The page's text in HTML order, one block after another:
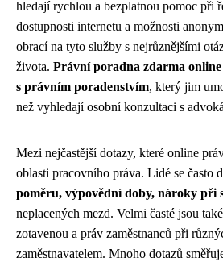
hledají rychlou a bezplatnou pomoc při
dostupnosti internetu a možnosti
obrací na tyto služby s nejrůznějšími
života. Právní poradna zdarma
s právním poradenstvím, který jim
než vyhledají osobní konzultaci s
Mezi nejčastější dotazy, které online
oblasti pracovního práva. Lidé se často
poměru, výpovědní doby, nároky při
neplacených mezd. Velmi časté jsou
zotavenou a práv zaměstnanců při
zaměstnavatelem. Mnoho dotazů